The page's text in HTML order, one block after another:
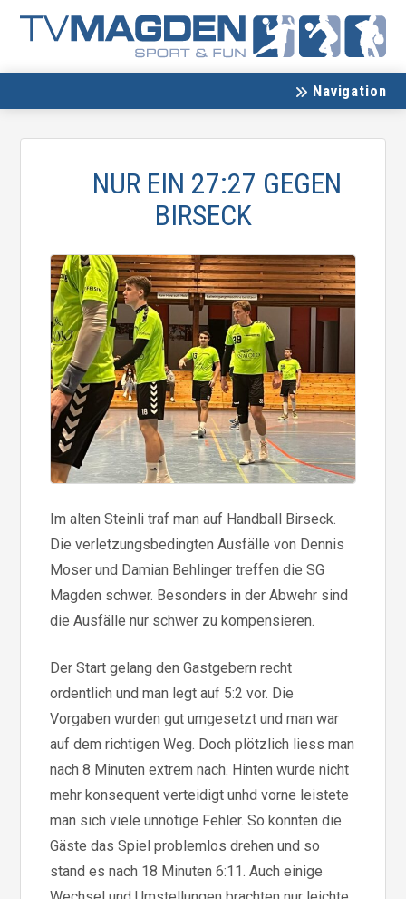
Navigation
NUR EIN 27:27 GEGEN
BIRSECK
Im alten Steinli traf man auf Handball Birseck.
Die verletzungsbedingten Ausfälle von Dennis
Moser und Damian Behlinger treffen die SG
Magden schwer. Besonders in der Abwehr sind
die Ausfälle nur schwer zu kompensieren.
Der Start gelang den Gastgebern recht
ordentlich und man legt auf 5:2 vor. Die
Vorgaben wurden gut umgesetzt und man war
auf dem richtigen Weg. Doch plötzlich liess man
nach 8 Minuten extrem nach. Hinten wurde nicht
mehr konsequent verteidigt unhd vorne leistete
man sich viele unnötige Fehler. So konnten die
Gäste das Spiel problemlos drehen und so
stand es nach 18 Minuten 6:11. Auch einige